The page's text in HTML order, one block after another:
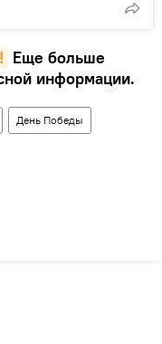
Еще больше
информации.
День Победы